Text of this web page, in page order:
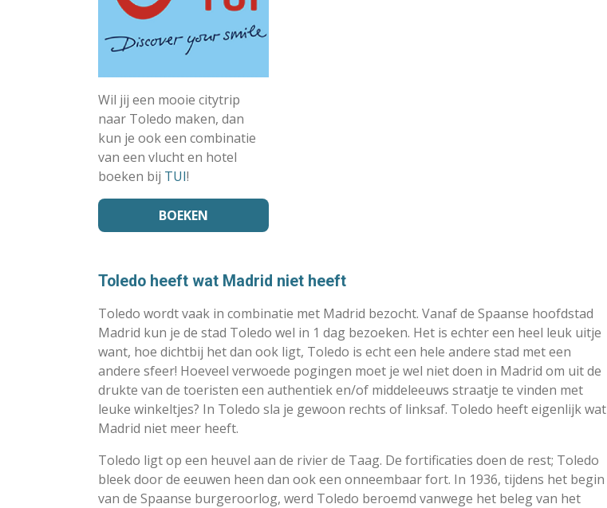
Wil jij een mooie citytrip
naar Toledo maken, dan
kun je ook een combinatie
van een vlucht en hotel
boeken bij TUI!
BOEKEN
Toledo heeft wat Madrid niet heeft
Toledo wordt vaak in combinatie met Madrid bezocht. Vanaf de Spaanse hoofdstad
Madrid kun je de stad Toledo wel in 1 dag bezoeken. Het is echter een heel leuk uitje
want, hoe dichtbij het dan ook ligt, Toledo is echt een hele andere stad met een
andere sfeer! Hoeveel verwoede pogingen moet je wel niet doen in Madrid om uit de
drukte van de toeristen een authentiek en/of middeleeuws straatje te vinden met
leuke winkeltjes? In Toledo sla je gewoon rechts of linksaf. Toledo heeft eigenlijk wat
Madrid niet meer heeft.
Toledo ligt op een heuvel aan de rivier de Taag. De fortificaties doen de rest; Toledo
bleek door de eeuwen heen dan ook een onneembaar fort. In 1936, tijdens het begin
van de Spaanse burgeroorlog, werd Toledo beroemd vanwege het beleg van het